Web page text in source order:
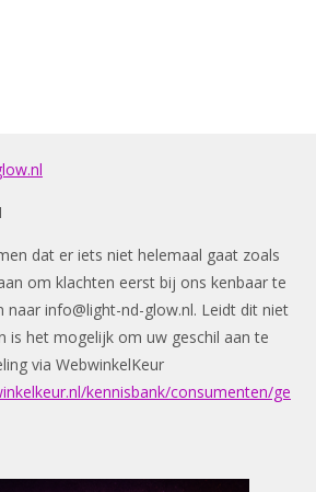
dat er iets niet helemaal gaat zoals
om klachten eerst bij ons kenbaar te
naar info@light-nd-glow.nl. Leidt dit niet
is het mogelijk om uw geschil aan te
via WebwinkelKeur
kennisbank/consumenten/ge